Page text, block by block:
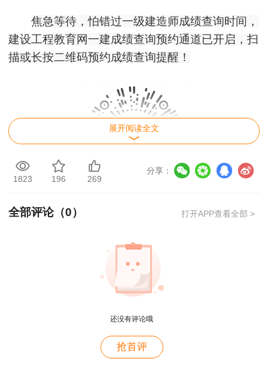
焦急等待，怕错过一级建造师成绩查询时间，
建设工程教育网一建成绩查询预约通道已开启，扫
描或长按二维码预约成绩查询提醒！
1、进入中国人事考试网，点击左侧“成绩查
选择“一级建造师”点击查询，进行查分
展开阅读全文
1823 196 269
分享：
全部评论（0） 打开APP查看全部 >
还没有评论哦
抢首评
老师讲的深入浅出，风趣幽默。编的记忆口诀也很助